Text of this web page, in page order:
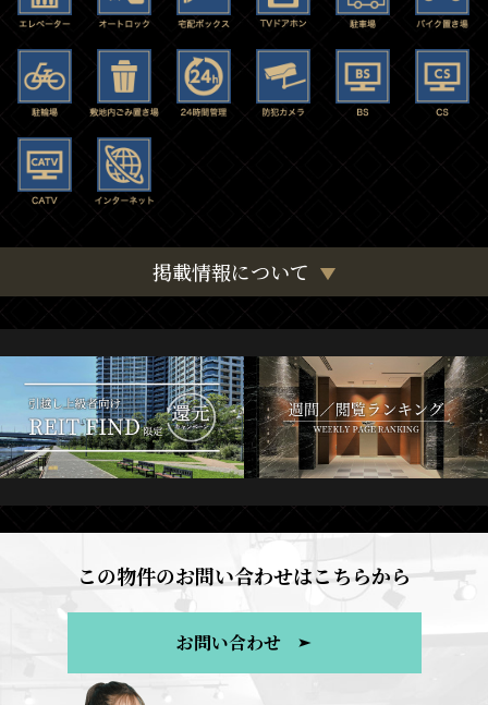
掲載情報について
この物件のお問い合わせはこちらから
お問い合わせ